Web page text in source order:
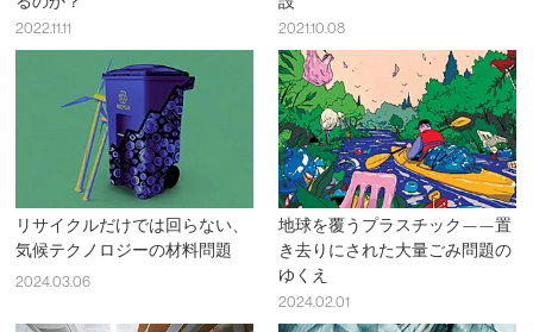
2022.11.11 2021.10.08
リサイクルだけでは回らない、
気候テクノロジーの材料問題
2024.03.06
地球を覆うプラスチック——置
き去りにされた大量ごみ問題の
ゆくえ
2024.02.01